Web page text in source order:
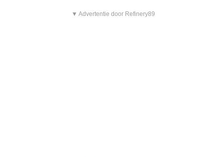
▼ Advertentie door Refinery89